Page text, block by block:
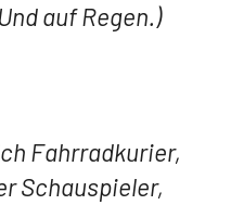
auf Regen.)
Fahrradkurier,
Schauspieler,